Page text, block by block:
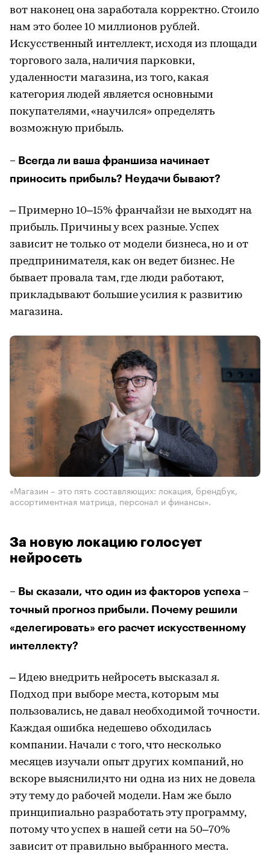
вот наконец она заработала корректно. Стоило
нам это более 10 миллионов рублей.
Искусственный интеллект, исходя из площади
торгового зала, наличия парковки,
удаленности магазина, из того, какая
категория людей является основными
покупателями, «научился» определять
возможную прибыль.
– Всегда ли ваша франшиза начинает
приносить прибыль? Неудачи бывают?
– Примерно 10–15% франчайзи не выходят на
прибыль. Причины у всех разные. Успех
зависит не только от модели бизнеса, но и от
предпринимателя, как он ведет бизнес. Не
бывает провала там, где люди работают,
прикладывают большие усилия к развитию
магазина.
«Магазин – это пять составляющих: локация, брендбук,
ассортиментная матрица, персонал и финансы».
За новую локацию голосует
нейросеть
– Вы сказали, что один из факторов успеха –
точный прогноз прибыли. Почему решили
«делегировать» его расчет искусственному
интеллекту?
– Идею внедрить нейросеть высказал я.
Подход при выборе места, которым мы
пользовались, не давал необходимой точности.
Каждая ошибка недешево обходилась
компании. Начали с того, что несколько
месяцев изучали опыт других компаний, но
вскоре выяснили,что ни одна из них не довела
эту тему до рабочей модели. Нам же было
принципиально разработать эту программу,
потому что успех в нашей сети на 50–70%
зависит от правильно выбранного места.